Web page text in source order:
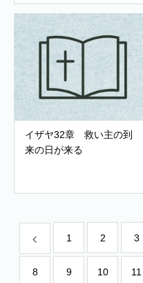
イザヤ32章 救い主の到
来の日が来る
1 2 3
8 9 10 11